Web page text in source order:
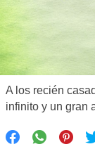
A los recién
infinito y un gran